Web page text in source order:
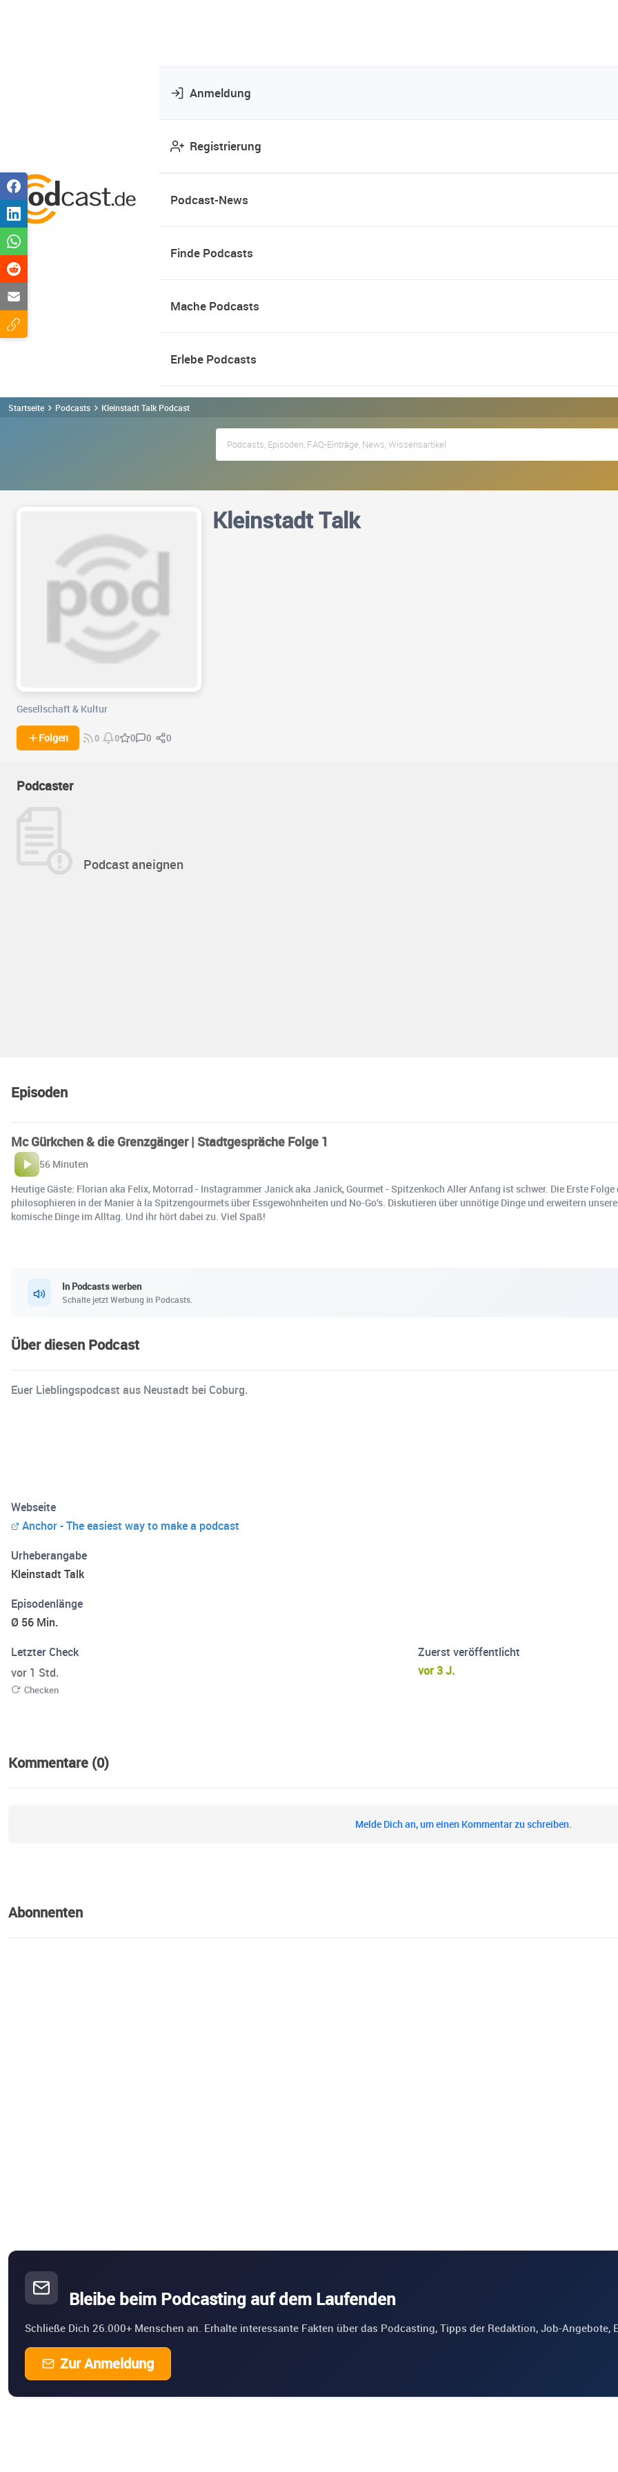
Anmeldung
Registrierung
Podcast-News
Finde Podcasts
Mache Podcasts
Erlebe Podcasts
Startseite Podcasts Kleinstadt Talk Podcast
Kleinstadt Talk
Gesellschaft & Kultur
Folgen 0 0 0 0 0
Podcaster
Podcast aneignen
Episoden
Mc Gürkchen & die Grenzgänger | Stadtgespräche Folge 1
56 Minuten
Heutige Gäste: Florian aka Felix, Motorrad - Instagrammer Janick aka Janick, Gourmet - Spitzenkoch Aller Anfang ist schwer. Die Erste
philosophieren in der Manier à la Spitzengourmets über Essgewohnheiten und No-Go‘s. Diskutieren über unnötige Dinge und erweitern
komische Dinge im Alltag. Und ihr hört dabei zu. Viel Spaß!
In Podcasts werben
Schalte jetzt Werbung in Podcasts.
Über diesen Podcast
Euer Lieblingspodcast aus Neustadt bei Coburg.
Webseite
Anchor - The easiest way to make a podcast
Urheberangabe
Kleinstadt Talk
Episodenlänge
Ø 56 Min.
Letzter Check
vor 1 Std.
Checken
Zuerst veröffentlicht
vor 3 J.
Kommentare (0)
Melde Dich an, um einen Kommentar zu schreiben.
Abonnenten
Bleibe beim Podcasting auf dem Laufenden
Schließe Dich 26.000+ Menschen an. Erhalte interessante Fakten über das Podcasting, Tipps der Redaktion, Job-Angebote,
Zur Anmeldung